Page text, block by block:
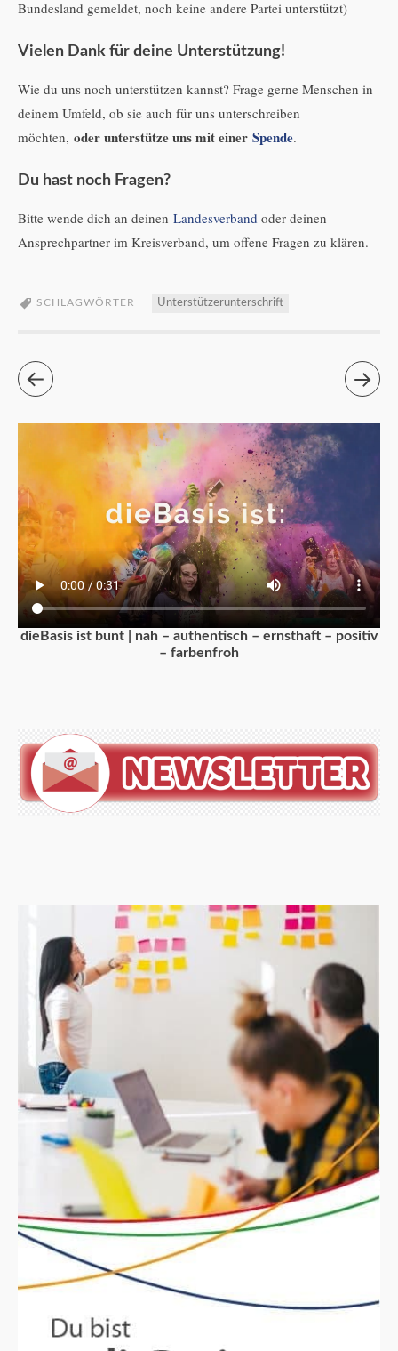
Bundesland gemeldet, noch keine andere Partei unterstützt)
Vielen Dank für deine Unterstützung!
Wie du uns noch unterstützen kannst? Frage gerne Menschen in
deinem Umfeld, ob sie auch für uns unterschreiben
möchten, oder unterstütze uns mit einer Spende.
Du hast noch Fragen?
Bitte wende dich an deinen Landesverband oder deinen
Ansprechpartner im Kreisverband, um offene Fragen zu klären.
SCHLAGWÖRTER Unterstützerunterschrift
dieBasis ist bunt | nah – authentisch – ernsthaft – positiv
– farbenfroh